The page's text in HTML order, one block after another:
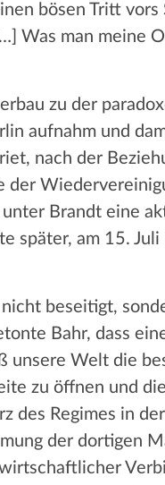
bösen Tritt
Was man meine
zu der
aufnahm und
nach der
der
Brandt eine
später, am 15.
beseitigt,
Bahr, dass
unsere Welt die
zu öffnen und
des Regimes in
der dortigen